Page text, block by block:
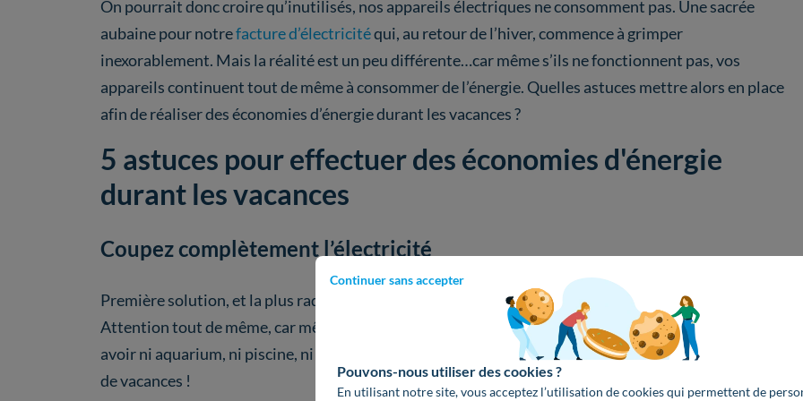
Continuer sans accepter
Pouvons-nous utiliser des cookies ?
En utilisant notre site, vous acceptez l’utilisation de cookies qui permettent de
On pourrait donc croire qu’inutilisés, nos appareils électriques ne consomment pas. Une sacrée
aubaine pour notrefacture d’électricitéqui, au retour de l’hiver, commence à grimper
inexorablement. Mais la réalité est un peu différente…car même s’ils ne fonctionnent pas, vos
appareils continuent tout de même à consommer de l’énergie. Quelles astuces mettre alors en place
afin de réaliser des économies d’énergie durant les vacances ?
5 astuces pour effectuer des économies d'énergie
durant les vacances
Coupez complètement l’électricité
Première solution, et la plus radicale : couper entièrement l’électricité de votre logement.
Attention tout de même, car même si cette astuce est très simple à mettre en œuvre, vous ne devez
avoir ni aquarium, ni piscine, ni alarme, ni arrosage automatique…sinon, gare aux dégâts en rentrant
de vacances !